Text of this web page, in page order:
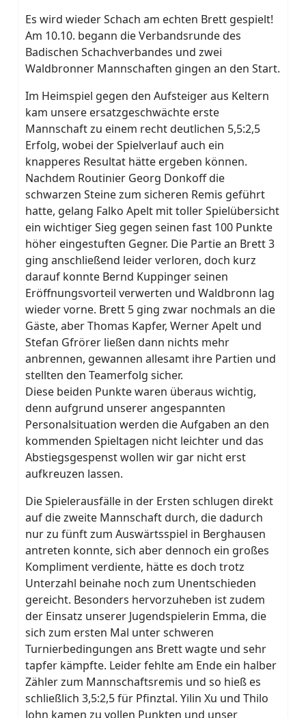
Es wird wieder Schach am echten Brett gespielt!
Am 10.10. begann die Verbandsrunde des
Badischen Schachverbandes und zwei
Waldbronner Mannschaften gingen an den Start.
Im Heimspiel gegen den Aufsteiger aus Keltern
kam unsere ersatzgeschwächte erste
Mannschaft zu einem recht deutlichen 5,5:2,5
Erfolg, wobei der Spielverlauf auch ein
knapperes Resultat hätte ergeben können.
Nachdem Routinier Georg Donkoff die
schwarzen Steine zum sicheren Remis geführt
hatte, gelang Falko Apelt mit toller Spielübersicht
ein wichtiger Sieg gegen seinen fast 100 Punkte
höher eingestuften Gegner. Die Partie an Brett 3
ging anschließend leider verloren, doch kurz
darauf konnte Bernd Kuppinger seinen
Eröffnungsvorteil verwerten und Waldbronn lag
wieder vorne. Brett 5 ging zwar nochmals an die
Gäste, aber Thomas Kapfer, Werner Apelt und
Stefan Gfrörer ließen dann nichts mehr
anbrennen, gewannen allesamt ihre Partien und
stellten den Teamerfolg sicher.
Diese beiden Punkte waren überaus wichtig,
denn aufgrund unserer angespannten
Personalsituation werden die Aufgaben an den
kommenden Spieltagen nicht leichter und das
Abstiegsgespenst wollen wir gar nicht erst
aufkreuzen lassen.
Die Spielerausfälle in der Ersten schlugen direkt
auf die zweite Mannschaft durch, die dadurch
nur zu fünft zum Auswärtsspiel in Berghausen
antreten konnte, sich aber dennoch ein großes
Kompliment verdiente, hätte es doch trotz
Unterzahl beinahe noch zum Unentschieden
gereicht. Besonders hervorzuheben ist zudem
der Einsatz unserer Jugendspielerin Emma, die
sich zum ersten Mal unter schweren
Turnierbedingungen ans Brett wagte und sehr
tapfer kämpfte. Leider fehlte am Ende ein halber
Zähler zum Mannschaftsremis und so hieß es
schließlich 3,5:2,5 für Pfinztal. Yilin Xu und Thilo
John kamen zu vollen Punkten und unser